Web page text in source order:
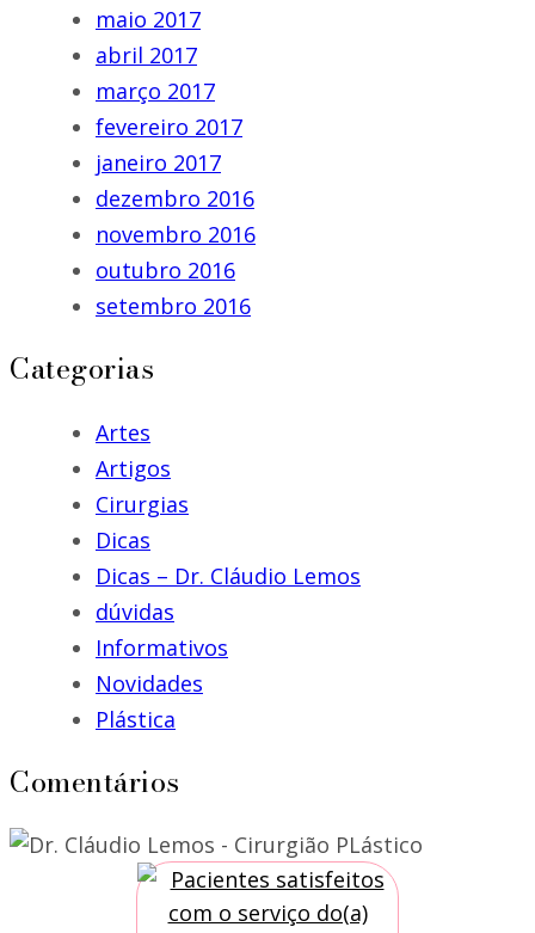
maio 2017
abril 2017
março 2017
fevereiro 2017
janeiro 2017
dezembro 2016
novembro 2016
outubro 2016
setembro 2016
Categorias
Artes
Artigos
Cirurgias
Dicas
Dicas – Dr. Cláudio Lemos
dúvidas
Informativos
Novidades
Plástica
Comentários